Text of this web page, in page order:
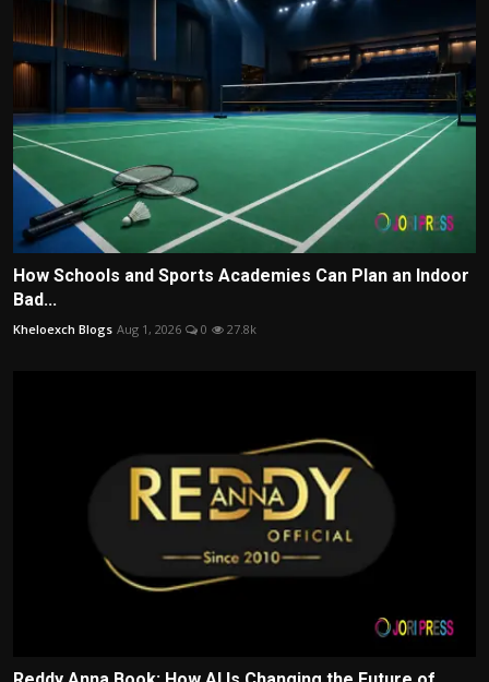
How Schools and Sports Academies Can Plan an Indoor
Bad...
Kheloexch Blogs Aug 1, 2026 0 27.8k